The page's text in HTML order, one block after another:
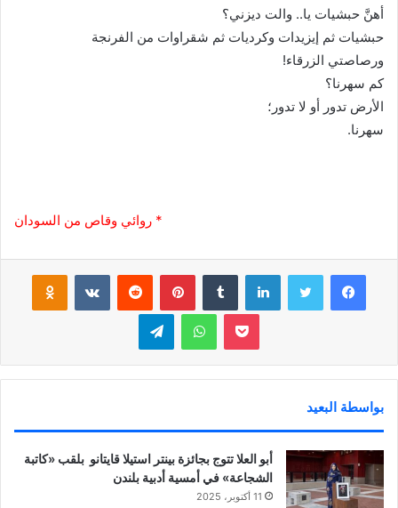
أهنَّ حبشيات يا.. والت ديزني؟
حبشيات ثم إيزيدات وكرديات ثم شقراوات من الفرنجة
ورصاصتي الزرقاء!
كم سهرنا؟
الأرض تدور أو لا تدور؛
سهرنا.
* روائي وقاص من السودان
فيسبوك لينكدإن بينتيريست
بوكيت واتساب تيلقرام
بواسطة البعيد
أبو العلا تتوج بجائزة بينتر استيلا قايتانو بلقب «كاتبة
الشجاعة» في أمسية أدبية بلندن
11 أكتوبر، 2025